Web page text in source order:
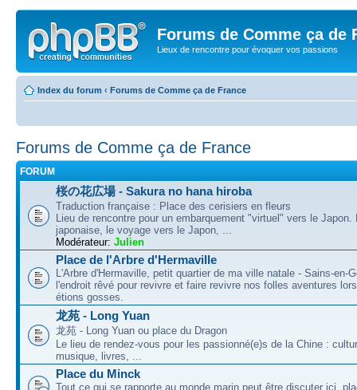
Forums de Comme ça de
Lieux de rencontre pour évoquer vos passions
Index du forum ‹ Forums de Comme ça de France
Forums de Comme ça de France
FORUM
桜の花広場 - Sakura no hana hiroba
Traduction française : Place des cerisiers en fleurs
Lieu de rencontre pour un embarquement "virtuel" vers le Japon.
japonaise, le voyage vers le Japon, ...
Modérateur: Julien
Place de l'Arbre d'Hermaville
L'Arbre d'Hermaville, petit quartier de ma ville natale - Sains-en-
l'endroit rêvé pour revivre et faire revivre nos folles aventures
étions gosses.
龙苑 - Long Yuan
龙苑 - Long Yuan ou place du Dragon
Le lieu de rendez-vous pour les passionné(e)s de la Chine :
musique, livres, ...
Place du Minck
Tout ce qui se rapporte au monde marin peut être discuter ici,